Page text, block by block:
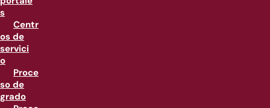
s
Centr
os de
servici
o
Proce
so de
grado